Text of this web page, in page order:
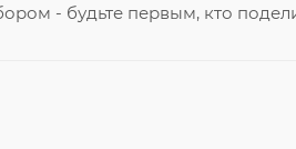
- будьте первым, кто